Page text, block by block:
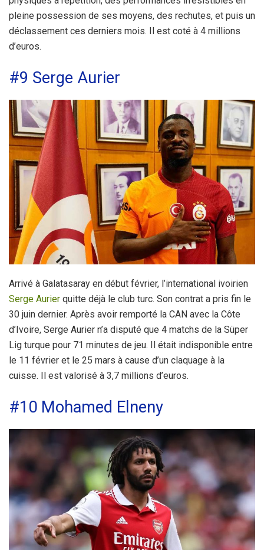
pleine possession de ses moyens, des rechutes, et puis un
déclassement ces derniers mois. Il est coté à 4 millions
d’euros.
#9 Serge Aurier
Arrivé à Galatasaray en début février, l’international ivoirien
Serge Aurier quitte déjà le club turc. Son contrat a pris fin le
30 juin dernier. Après avoir remporté la CAN avec la Côte
d’Ivoire, Serge Aurier n’a disputé que 4 matchs de la Süper
Lig turque pour 71 minutes de jeu. Il était indisponible entre
le 11 février et le 25 mars à cause d’un claquage à la
cuisse. Il est valorisé à 3,7 millions d’euros.
#10 Mohamed Elneny